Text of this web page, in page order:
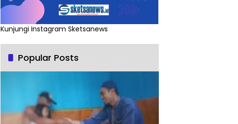
Kunjungi Instagram Sketsanews
Popular Posts